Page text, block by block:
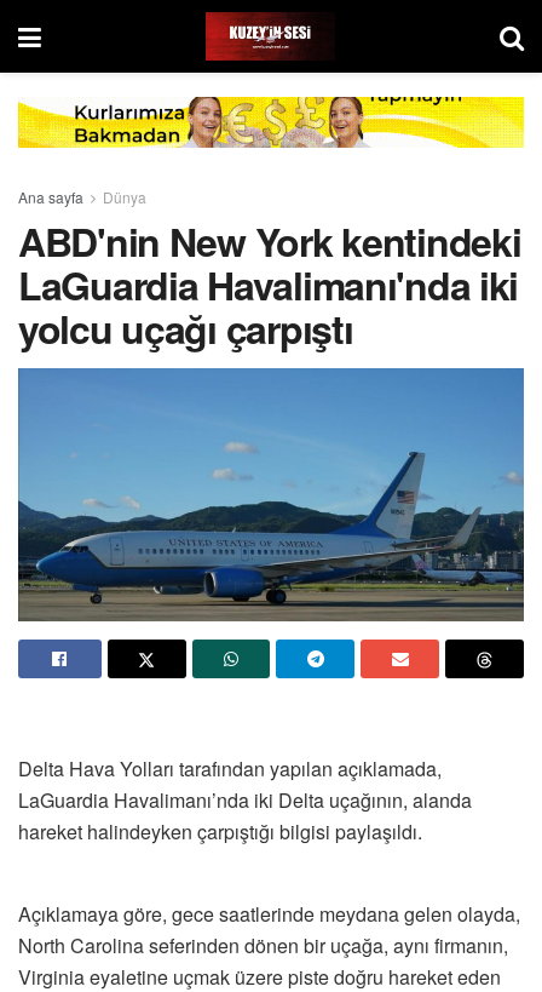
Ana sayfa Dünya
ABD'nin New York kentindeki
LaGuardia Havalimanı'nda iki
yolcu uçağı çarpıştı
Delta Hava Yolları tarafından yapılan açıklamada,
LaGuardia Havalimanı’nda iki Delta uçağının, alanda
hareket halindeyken çarpıştığı bilgisi paylaşıldı.
Açıklamaya göre, gece saatlerinde meydana gelen olayda,
North Carolina seferinden dönen bir uçağa, aynı firmanın,
Virginia eyaletine uçmak üzere piste doğru hareket eden